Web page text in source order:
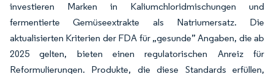
investieren Marken in Kaliumchloridmischungen und
fermentierte Gemüseextrakte als Natriumersatz. Die
aktualisierten Kriterien der FDA für „gesunde” Angaben, die ab
2025 gelten, bieten einen regulatorischen Anreiz für
Reformulierungen. Produkte, die diese Standards erfüllen,